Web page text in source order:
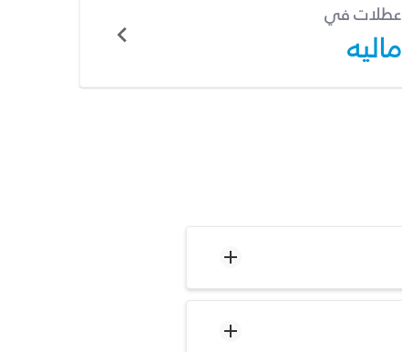
عطلات في
ماليه